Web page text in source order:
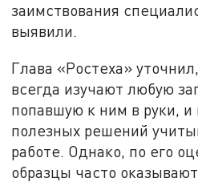
заимствования
выявили.
Глава «Ростеха»
всегда изучают любую
попавшую к ним в руки, и
полезных решений
работе. Однако, по его
образцы часто